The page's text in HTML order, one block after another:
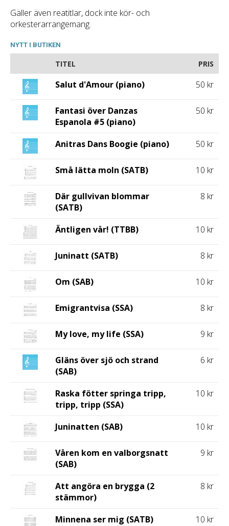
Gäller även reatitlar, dock inte kör- och
orkesterarrangemang.
NYTT I BUTIKEN
TITEL PRIS
Salut d'Amour (piano) 50 kr
Fantasi över Danzas
Espanola #5 (piano)
50 kr
Anitras Dans Boogie (piano) 50 kr
Små lätta moln (SATB) 10 kr
Där gullvivan blommar
(SATB)
8 kr
Äntligen vår! (TTBB) 10 kr
Juninatt (SATB) 8 kr
Om (SAB) 10 kr
Emigrantvisa (SSA) 8 kr
My love, my life (SSA) 9 kr
Gläns över sjö och strand
(SAB)
6 kr
Raska fötter springa tripp,
tripp, tripp (SSA)
10 kr
Juninatten (SAB) 10 kr
Våren kom en valborgsnatt
(SAB)
9 kr
Att angöra en brygga (2
stämmor)
8 kr
Minnena ser mig (SATB) 10 kr